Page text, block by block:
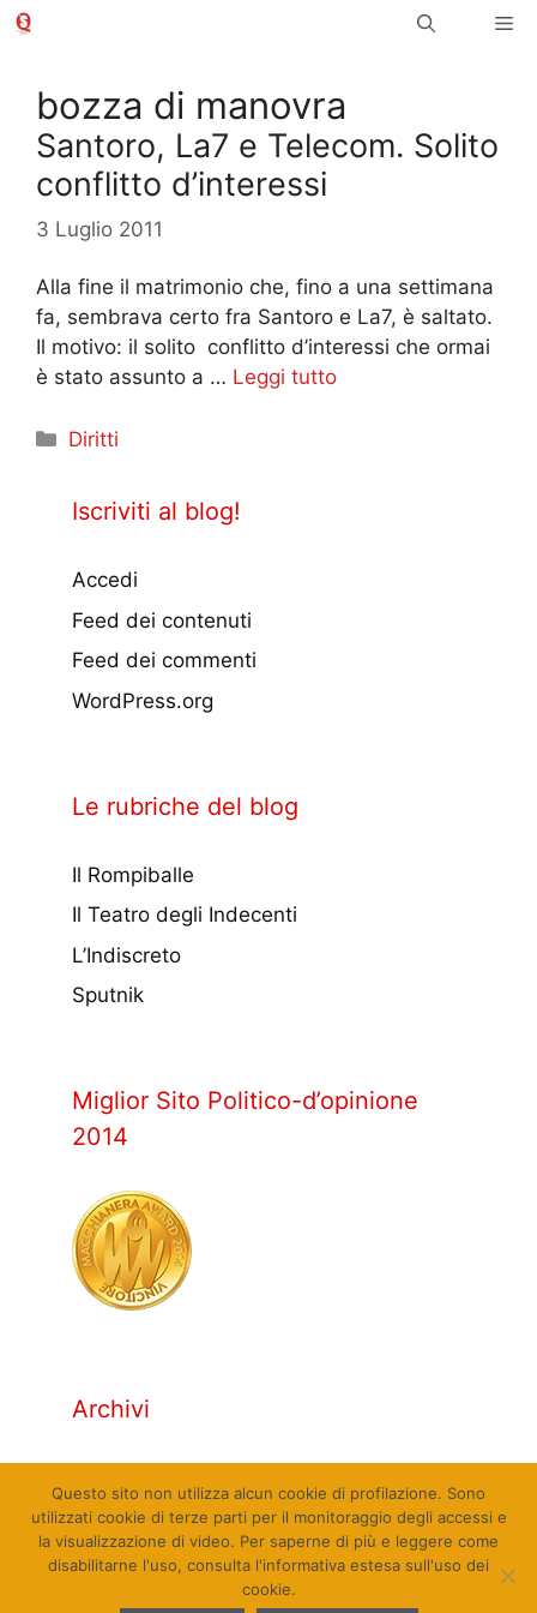
Vai
bozza di manovra
Santoro, La7 e Telecom. Solito
conflitto d’interessi
3 Luglio 2011
Alla fine il matrimonio che, fino a una settimana
fa, sembrava certo fra Santoro e La7, è saltato.
Il motivo: il solito conflitto d’interessi che ormai
è stato assunto a … Leggi tutto
Categorie
Diritti
Iscriviti al blog!
Accedi
Feed dei contenuti
Feed dei commenti
WordPress.org
Le rubriche del blog
Il Rompiballe
Il Teatro degli Indecenti
L’Indiscreto
Sputnik
Miglior Sito Politico-d’opinione
2014
Archivi
Questo sito non utilizza alcun cookie di profilazione. Sono
utilizzati cookie di terze parti per il monitoraggio degli accessi e
la visualizzazione di video. Per saperne di più e leggere come
disabilitarne l'uso, consulta l'informativa estesa sull'uso dei
cookie.